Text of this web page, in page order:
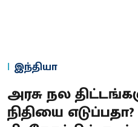
இந்தியா
அரசு நல
நிதியை